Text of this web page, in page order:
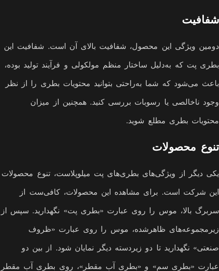
شفافیت
دومین ویژگی این محصول، شفافیت بالای آن است. شفافیت این
بطری پت که به‌دلیل ساختار منظم مولکولی و فرآیند تولید بوده،
باعث می‌شود که شما به‌راحتی بتوانید محتویات بطری را از نظر
وجود ناخالصی یا رسوبات بررسی کنید. همچنین از میزان
محتویات بطری مطلع شوید.
تنوع محصولات
یکی دیگر از ویژگی‌های بطری‌های پت میلوپلاست، تنوع محصولات
این شرکت است. برای مشاهده این محصولات، کافی‌ست از
سربرگ بالا، موس را روی عبارت «بطری پت» نگهدارید. سپس از
زیرمجموعه‌های ظاهرشده، موس را روی عبارت «ظروف
صنعتی» نگهدارید تا دو زیردسته دیگر نمایان شود. از بین دو
عبارت «بطری سم» و «بطری آب مقطر»، روی بطری آب مقطر